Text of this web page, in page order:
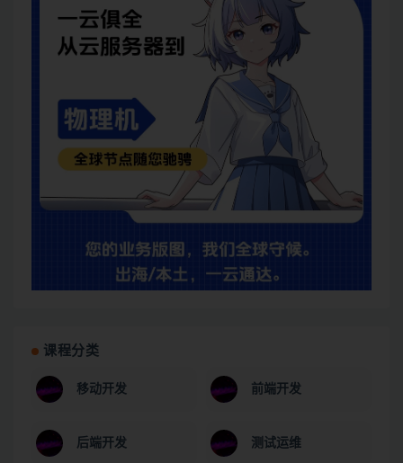
课程分类
移动开发 前端开发
后端开发 测试运维